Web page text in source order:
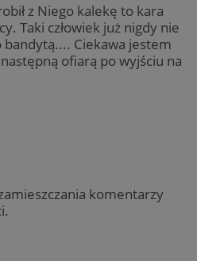
z Niego kalekę to kara
Taki człowiek już nigdy nie
Ciekawa jestem
ofiarą po wyjściu na
komentarzy